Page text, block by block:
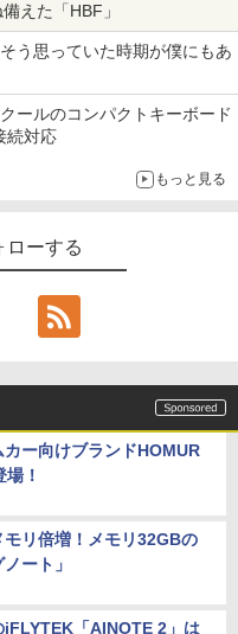
えた「HBF」
う思っていた時期が僕にもあ
ールのコンパクトキーボード
続対応
もっと見る
ローする
ー向けブランドHOMUR
！
リ倍増！メモリ32GBの
ート」
「AINOTE 2」は